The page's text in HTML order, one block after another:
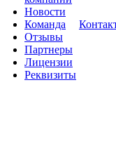
Новости
Команда
Отзывы
Партнеры
Лицензии
Реквизиты